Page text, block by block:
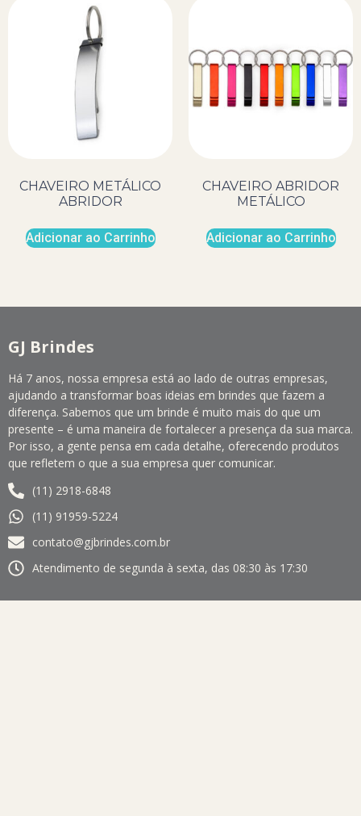
CHAVEIRO METÁLICO
ABRIDOR
Adicionar ao Carrinho
CHAVEIRO ABRIDOR
METÁLICO
Adicionar ao Carrinho
GJ Brindes
Há 7 anos, nossa empresa está ao lado de outras empresas,
ajudando a transformar boas ideias em brindes que fazem a
diferença. Sabemos que um brinde é muito mais do que um
presente – é uma maneira de fortalecer a presença da sua marca.
Por isso, a gente pensa em cada detalhe, oferecendo produtos
que refletem o que a sua empresa quer comunicar.
(11) 2918-6848
(11) 91959-5224
contato@gjbrindes.com.br
Atendimento de segunda à sexta, das 08:30 às 17:30